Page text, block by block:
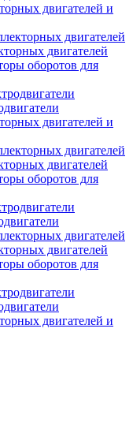
двигателей и
двигателей
двигателей
оборотов для
двигателей и
двигателей
двигателей
оборотов для
двигателей
двигателей
оборотов для
двигателей и